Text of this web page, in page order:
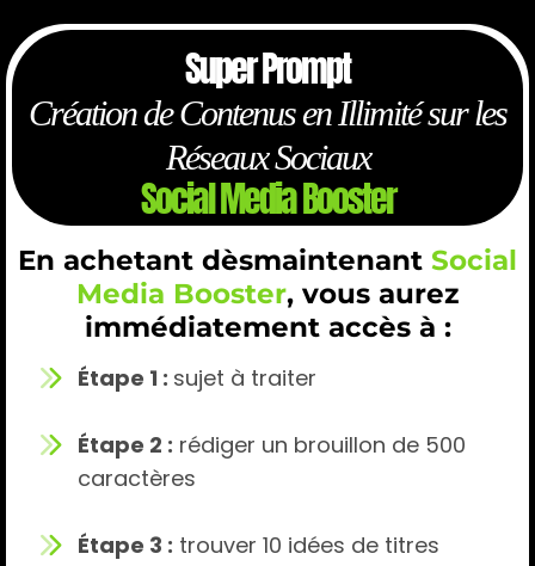
Super Prompt
Création de Contenus en Illimité sur les
Réseaux Sociaux
Social Media Booster
En achetant dèsmaintenant Social
Media Booster, vous aurez
immédiatement accès à :
Étape 1 : sujet à traiter
Étape 2 : rédiger un brouillon de 500
caractères
Étape 3 : trouver 10 idées de titres